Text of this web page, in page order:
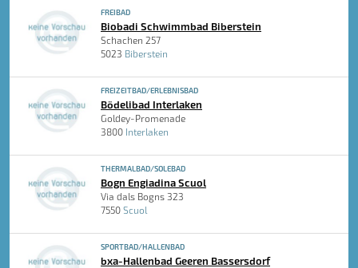
FREIBAD
Biobadi Schwimmbad Biberstein
Schachen 257
5023 Biberstein
FREIZEITBAD/ERLEBNISBAD
Bödelibad Interlaken
Goldey-Promenade
3800 Interlaken
THERMALBAD/SOLEBAD
Bogn Engiadina Scuol
Via dals Bogns 323
7550 Scuol
SPORTBAD/HALLENBAD
bxa-Hallenbad Geeren Bassersdorf